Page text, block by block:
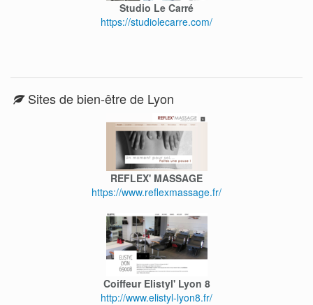
Studio Le Carré
https://studiolecarre.com/
Sites de bien-être de Lyon
REFLEX' MASSAGE
https://www.reflexmassage.fr/
Coiffeur Elistyl' Lyon 8
http://www.elistyl-lyon8.fr/